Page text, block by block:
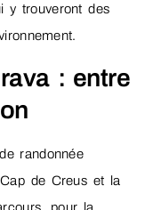
y trouveront des
: entre
randonnée
de Creus et la